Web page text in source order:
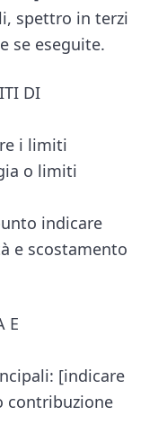
spettro in terzi
se eseguite.
DI
i limiti
o limiti
indicare
e scostamento
E
[indicare
contribuzione